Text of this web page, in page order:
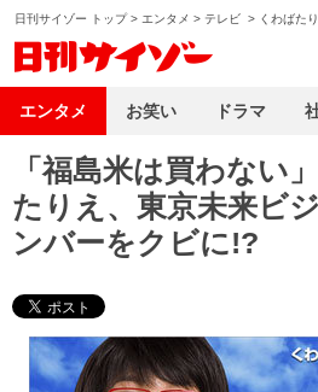
日刊サイゾー トップ> エンタメ > テレビ > くわばた
「福島米は買わない
たりえ、東京未来ビ
ンバーをクビに!?
エンタメ お笑い ドラマ